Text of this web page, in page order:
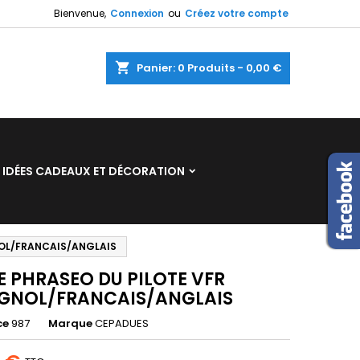
Bienvenue, Connexion ou Créez votre compte
shopping_cart Panier: 0 Produits - 0,00 €
IDÉES CADEAUX ET DÉCORATION
FRANCAIS/ANGLAIS
PHRASEO DU PILOTE VFR
FRANCAIS/ANGLAIS
987 MarqueCEPADUES